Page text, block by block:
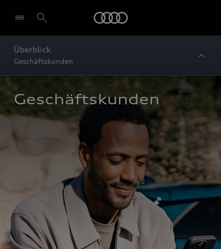
Überblick
Geschäftskunden
Geschäftskunden